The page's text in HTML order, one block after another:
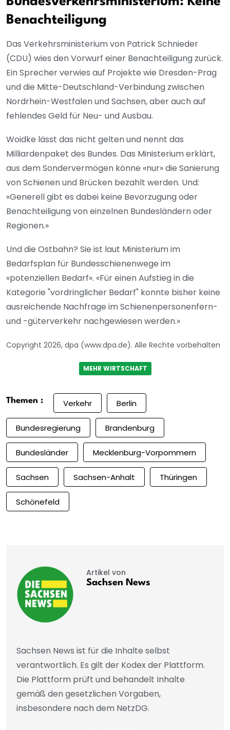
Benachteiligung
Das Verkehrsministerium von Patrick Schnieder
(CDU) wies den Vorwurf einer Benachteiligung zurück.
Ein Sprecher verwies auf Projekte wie Dresden-Prag
und die Mitte-Deutschland-Verbindung zwischen
Nordrhein-Westfalen und Sachsen, aber auch auf
fehlendes Geld für Neu- und Ausbau.
Woidke lässt das nicht gelten und nennt das
Milliardenpaket des Bundes. Das Ministerium erklärt,
aus dem Sondervermögen könne «nur» die Sanierung
von Schienen und Brücken bezahlt werden. Und:
«Generell gibt es dabei keine Bevorzugung oder
Benachteiligung von einzelnen Bundesländern oder
Regionen.»
Und die Ostbahn? Sie ist laut Ministerium im
Bedarfsplan für Bundesschienenwege im
«potenziellen Bedarf». «Für einen Aufstieg in die
Kategorie "vordringlicher Bedarf" konnte bisher keine
ausreichende Nachfrage im Schienenpersonenfern-
und -güterverkehr nachgewiesen werden.»
Copyright 2026, dpa (www.dpa.de). Alle Rechte vorbehalten
MEHR WIRTSCHAFT
Themen : Verkehr Berlin
Bundesregierung Brandenburg
Bundesländer Mecklenburg-Vorpommern
Sachsen Sachsen-Anhalt Thüringen
Schönefeld
Artikel von
Sachsen News
Sachsen News ist für die Inhalte selbst
verantwortlich. Es gilt der Kodex der Plattform.
Die Plattform prüft und behandelt Inhalte
gemäß den gesetzlichen Vorgaben,
insbesondere nach dem NetzDG.